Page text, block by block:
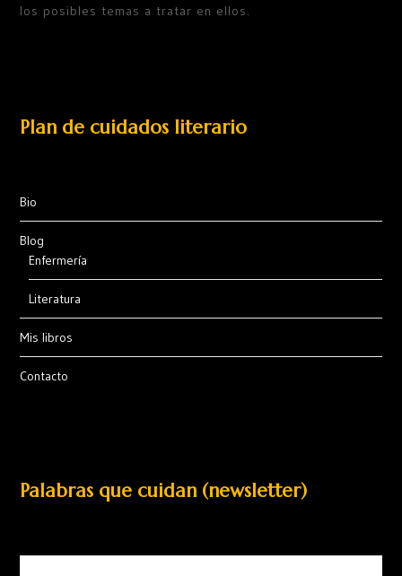
los posibles temas a tratar en ellos.
Plan de cuidados literario
Bio
Blog
Enfermería
Literatura
Mis libros
Contacto
Palabras que cuidan (newsletter)